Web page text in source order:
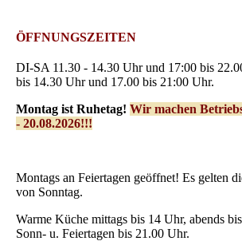
ÖFFNUNGSZEITEN
DI-SA 11.30 - 14.30 Uhr und 17:00 bis
bis 14.30 Uhr und 17.00 bis 21:00 Uhr.
Montag ist Ruhetag! Wir machen
- 20.08.2026!!!
Montags an Feiertagen geöffnet! Es gelten
von Sonntag.
Warme Küche mittags bis 14 Uhr, abends
Sonn- u. Feiertagen bis 21.00 Uhr.